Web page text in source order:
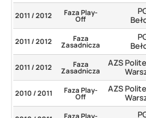
2011 / 2012 Faza Play-
Off
2011 / 2012 Faza
Zasadnicza
2011 / 2012 Faza
Zasadnicza
AZS
2010 / 2011 Faza Play-
Off
AZS
Faza Play-